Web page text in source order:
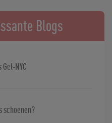
Blogs
NYC
schoenen?